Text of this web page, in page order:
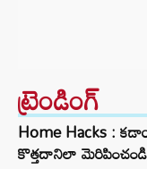
ట్రెండింగ్‌
Home Hacks :
కొత్తదానిలా